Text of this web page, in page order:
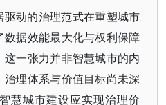
驱动的治理范式在重塑城市
据效能最大化与权利保障
这一张力并非智慧城市的内
理体系与价值目标尚未深
慧城市建设应实现治理价